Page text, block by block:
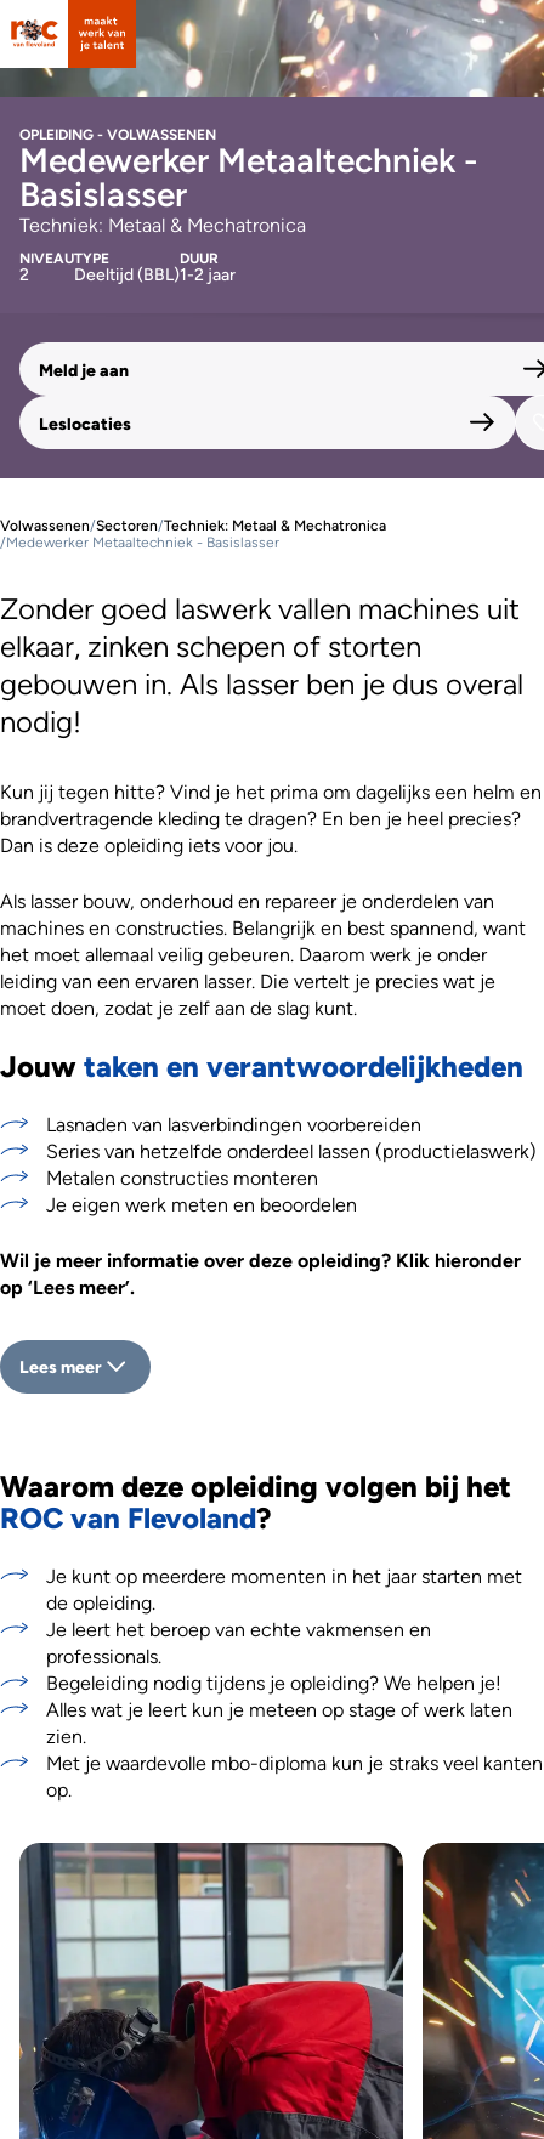
OPLEIDING - VOLWASSENEN
Medewerker Metaaltechniek -
Basislasser
Techniek: Metaal & Mechatronica
NIVEAU
2
TYPE
Deeltijd (BBL)
DUUR
1-2 jaar
Meld je aan
Leslocaties
Volwassenen/Sectoren/Techniek: Metaal & Mechatronica
/Medewerker Metaaltechniek - Basislasser
Zonder goed laswerk vallen machines uit
elkaar, zinken schepen of storten
gebouwen in. Als lasser ben je dus overal
nodig!
Kun jij tegen hitte? Vind je het prima om dagelijks een helm en
brandvertragende kleding te dragen? En ben je heel precies?
Dan is deze opleiding iets voor jou.
Als lasser bouw, onderhoud en repareer je onderdelen van
machines en constructies. Belangrijk en best spannend, want
het moet allemaal veilig gebeuren. Daarom werk je onder
leiding van een ervaren lasser. Die vertelt je precies wat je
moet doen, zodat je zelf aan de slag kunt.
Jouw taken en verantwoordelijkheden
Lasnaden van lasverbindingen voorbereiden
Series van hetzelfde onderdeel lassen (productielaswerk)
Metalen constructies monteren
Je eigen werk meten en beoordelen
Wil je meer informatie over deze opleiding? Klik hieronder
op ‘Lees meer’.
Lees meer
Waarom deze opleiding volgen bij het
ROC van Flevoland?
Je kunt op meerdere momenten in het jaar starten met
de opleiding.
Je leert het beroep van echte vakmensen en
professionals.
Begeleiding nodig tijdens je opleiding? We helpen je!
Alles wat je leert kun je meteen op stage of werk laten
zien.
Met je waardevolle mbo-diploma kun je straks veel kanten
op.